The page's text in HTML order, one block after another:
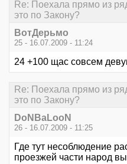
Re: Поехала прямо из
это по Закону?
ВотДерьмо
25 - 16.07.2009 - 11:24
24 +100 щас совсем
Re: Поехала прямо из
это по Закону?
DoNBaLooN
26 - 16.07.2009 - 11:25
Где тут несоблюдение
проезжей части народ